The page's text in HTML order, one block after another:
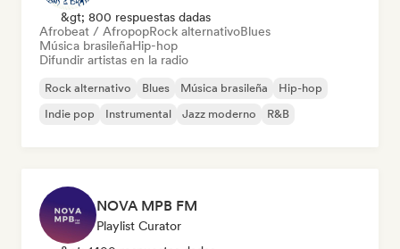
&gt; 800 respuestas dadas
Afrobeat / AfropopRock alternativoBlues
Música brasileñaHip-hop
Difundir artistas en la radio
Rock alternativo Blues Música brasileña
Hip-hop
Indie pop
Instrumental Jazz moderno R&B
NOVA MPB FM
Playlist Curator